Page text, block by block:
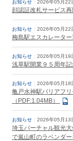
お知らせ 2026年05月22
顔認証改札サービス
お知らせ 2026年05月22
梅島駅エスカレータ
お知らせ 2026年05月19
浅草駅開業９５周年
お知らせ 2026年05月18
亀戸水神駅バリアフ
（PDF:1.04MB）
お知らせ 2026年05月13
埼玉バーチャル観光
で嵐山町のラベンダ